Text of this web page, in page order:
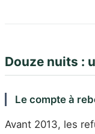
Douze nuits :
Le compte à
Avant 2013, les